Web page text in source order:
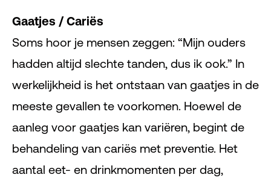
Gaatjes / Cariës
Soms hoor je mensen zeggen: “Mijn ouders
hadden altijd slechte tanden, dus ik ook.” In
werkelijkheid is het ontstaan van gaatjes in de
meeste gevallen te voorkomen. Hoewel de
aanleg voor gaatjes kan variëren, begint de
behandeling van cariës met preventie. Het
aantal eet- en drinkmomenten per dag,